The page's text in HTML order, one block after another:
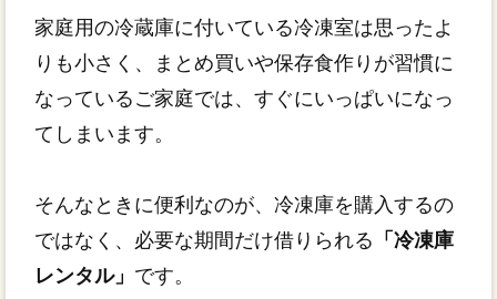
家庭用の冷蔵庫に付いている冷凍室は思ったよ
りも小さく、まとめ買いや保存食作りが習慣に
なっているご家庭では、すぐにいっぱいになっ
てしまいます。
そんなときに便利なのが、冷凍庫を購入するの
ではなく、必要な期間だけ借りられる 「冷凍庫
レンタル」 です。